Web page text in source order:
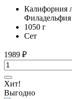
Калифорния
Филадельфия
1050 г
Cет
1989 ₽
Хит!
Выгодно